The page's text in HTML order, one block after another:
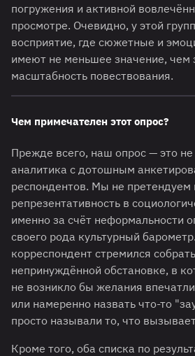
погружения и активной
просмотре. Очевидно, у этой
восприятие, где сюжетные и
имеют не меньшее значение, чем
масштабность повествования.
Чем примечателен этот опрос?
Прежде всего, наш опрос — это не
аналитика с дотошным
респондентов. Мы не претендуем
репрезентативность в
именно за счёт неформальности
своего рода культурный
корреспондент стремился
непринуждённой обстановке, в
не возникло бы желания
или намеренно назвать что-то
просто называли то, что
Кроме того, оба списка по